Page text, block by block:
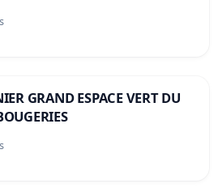
GRAND ESPACE VERT DU